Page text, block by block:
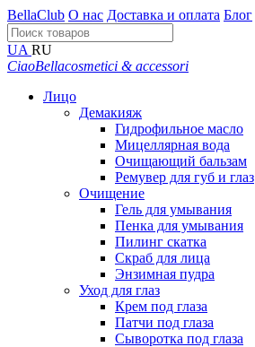
BellaClub О нас Доставка и оплата Блог
UA RU
CiaoBellacosmetici & accessori
Лицо
Демакияж
Гидрофильное масло
Мицеллярная вода
Очищающий бальзам
Ремувер для губ и глаз
Очищение
Гель для умывания
Пенка для умывания
Пилинг скатка
Скраб для лица
Энзимная пудра
Уход для глаз
Крем под глаза
Патчи под глаза
Сыворотка под глаза